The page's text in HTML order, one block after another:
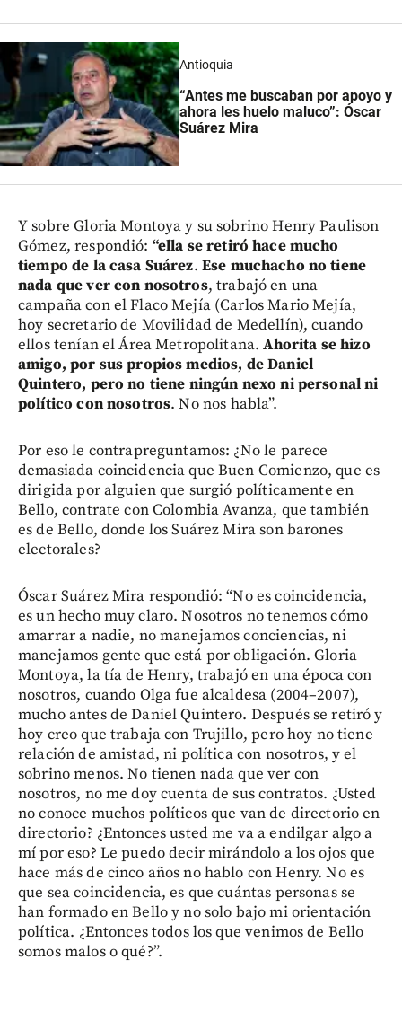
Antioquia
“Antes me buscaban por apoyo y
ahora les huelo maluco”: Óscar
Suárez Mira
Y sobre Gloria Montoya y su sobrino Henry Paulison
Gómez, respondió: “ella se retiró hace mucho
tiempo de la casa Suárez. Ese muchacho no tiene
nada que ver con nosotros, trabajó en una
campaña con el Flaco Mejía (Carlos Mario Mejía,
hoy secretario de Movilidad de Medellín), cuando
ellos tenían el Área Metropolitana.Ahorita se hizo
amigo, por sus propios medios, de Daniel
Quintero, pero no tiene ningún nexo ni personal ni
político con nosotros. No nos habla”.
Por eso le contrapreguntamos: ¿No le parece
demasiada coincidencia que Buen Comienzo, que es
dirigida por alguien que surgió políticamente en
Bello, contrate con Colombia Avanza, que también
es de Bello, donde los Suárez Mira son barones
electorales?
Óscar Suárez Mira respondió: “No es coincidencia,
es un hecho muy claro. Nosotros no tenemos cómo
amarrar a nadie, no manejamos conciencias, ni
manejamos gente que está por obligación. Gloria
Montoya, la tía de Henry, trabajó en una época con
nosotros, cuando Olga fue alcaldesa (2004–2007),
mucho antes de Daniel Quintero. Después se retiró y
hoy creo que trabaja con Trujillo, pero hoy no tiene
relación de amistad, ni política con nosotros, y el
sobrino menos. No tienen nada que ver con
nosotros, no me doy cuenta de sus contratos. ¿Usted
no conoce muchos políticos que van de directorio en
directorio? ¿Entonces usted me va a endilgar algo a
mí por eso? Le puedo decir mirándolo a los ojos que
hace más de cinco años no hablo con Henry. No es
que sea coincidencia, es que cuántas personas se
han formado en Bello y no solo bajo mi orientación
política. ¿Entonces todos los que venimos de Bello
somos malos o qué?”.